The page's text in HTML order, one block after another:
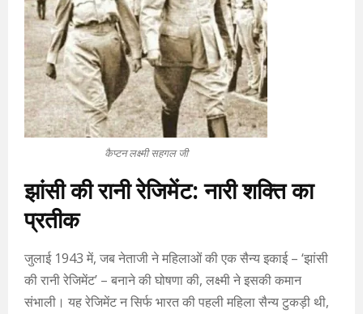
कैप्टन लक्ष्मी सहगल जी
झांसी की रानी रेजिमेंट: नारी शक्ति का
प्रतीक
जुलाई 1943 में, जब नेताजी ने महिलाओं की एक सैन्य इकाई – ‘झांसी
की रानी रेजिमेंट’ – बनाने की घोषणा की, लक्ष्मी ने इसकी कमान
संभाली। यह रेजिमेंट न सिर्फ भारत की पहली महिला सैन्य टुकड़ी थी,